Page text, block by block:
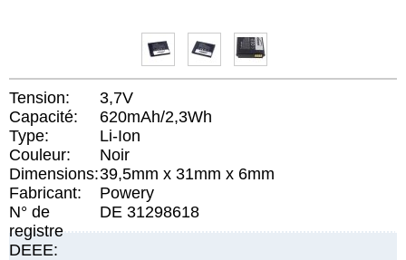
Tension:
3,7V
Capacité:
620mAh/2,3Wh
Type:
Li-Ion
Couleur:
Noir
Dimensions:39,5mm x 31mm x 6mm
Fabricant:
Powery
N° de
registre
DEEE:
DE 31298618